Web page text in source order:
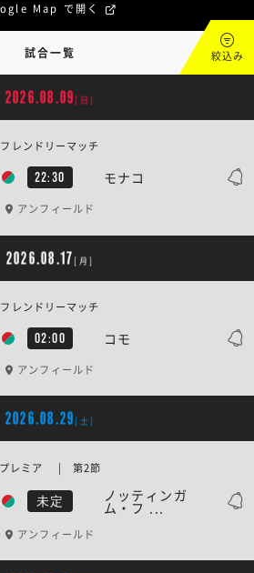
Map で開く
試合一覧 絞込み
2026.08.09 [日]
22:30 モナコ
フレンドリーマッチ
アンフィールド
2026.08.17 [月]
02:00 コモ
フレンドリーマッチ
アンフィールド
2026.08.29 [土]
未定 ノッティンガ
ム・フ ...
プレミア | 第2節
アンフィールド